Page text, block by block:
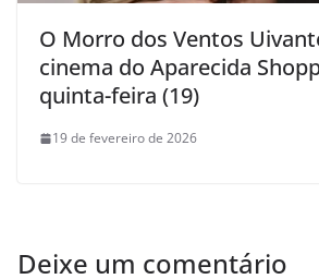
O Morro dos Ventos
cinema do Aparecida
quinta-feira (19)
19 de fevereiro de 2026
Deixe um comentário